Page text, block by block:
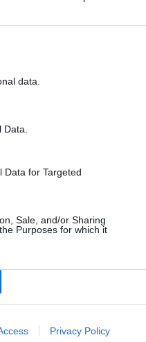
data.
Data for Targeted
Sale, and/or Sharing
Purposes for which it
Privacy Policy
η 81η θέση στο
2015
σε
Societies